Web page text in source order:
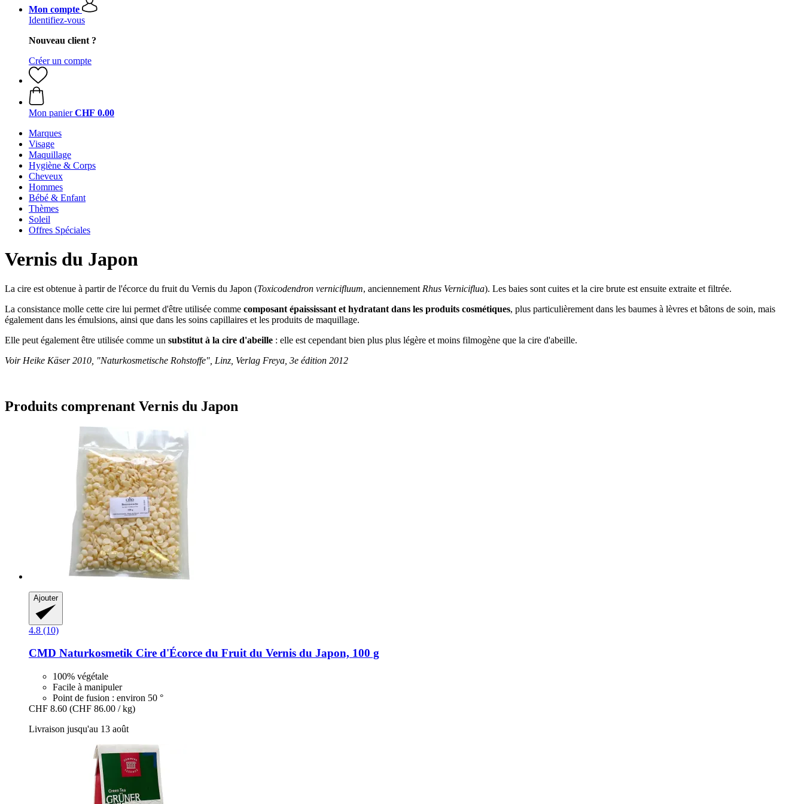
Mon compte
Identifiez-vous
Nouveau client ?
Créer un compte
Mon panier CHF 0.00
Marques
Visage
Maquillage
Hygiène & Corps
Cheveux
Hommes
Bébé & Enfant
Thèmes
Soleil
Offres Spéciales
Vernis du Japon
La cire est obtenue à partir de l'écorce du fruit du Vernis du Japon (Toxicodendron vernicifluum, anciennement Rhus Verniciflua). Les baies sont cuites et la cire brute est ensuite extraite et filtrée.
La consistance molle cette cire lui permet d'être utilisée comme composant épaississant et hydratant dans les produits cosmétiques, plus particulièrement dans les baumes à lèvres et bâtons de soin, mais
également dans les émulsions, ainsi que dans les soins capillaires et les produits de maquillage.
Elle peut également être utilisée comme un substitut à la cire d'abeille : elle est cependant bien plus plus légère et moins filmogène que la cire d'abeille.
Voir Heike Käser 2010, "Naturkosmetische Rohstoffe", Linz, Verlag Freya, 3e édition 2012
Produits comprenant Vernis du Japon
Ajouter
4.8 (10)
CMD Naturkosmetik Cire d'Écorce du Fruit du Vernis du Japon, 100 g
100% végétale
Facile à manipuler
Point de fusion : environ 50 °
CHF 8.60 (CHF 86.00 / kg)
Livraison jusqu'au 13 août